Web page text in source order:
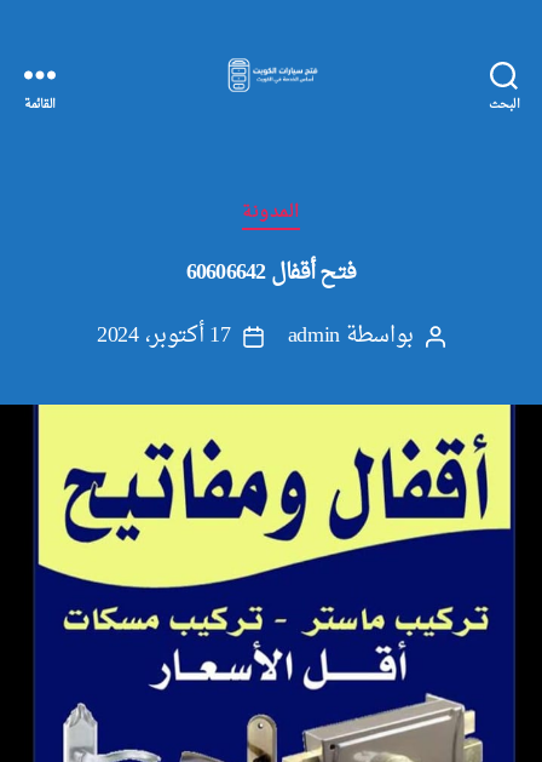
البحث
الكويت
القائمة
التصنيفاتالمدونة
فتح أقفال 60606642
كاتببواسطةadmin
تاريخ
17 أكتوبر، 2024